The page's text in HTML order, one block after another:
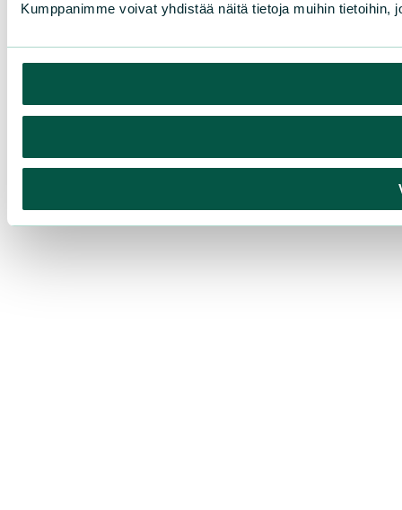
Kumppanimme voivat yhdistää näitä tietoja muihin tietoihin,